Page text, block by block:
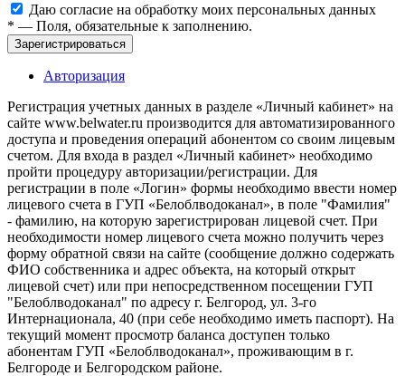
Даю согласие на обработку моих персональных данных
* — Поля, обязательные к заполнению.
Зарегистрироваться
Авторизация
Регистрация учетных данных в разделе «Личный кабинет» на
сайте www.belwater.ru производится для автоматизированного
доступа и проведения операций абонентом со своим лицевым
счетом. Для входа в раздел «Личный кабинет» необходимо
пройти процедуру авторизации/регистрации. Для
регистрации в поле «Логин» формы необходимо ввести номер
лицевого счета в ГУП «Белоблводоканал», в поле "Фамилия"
- фамилию, на которую зарегистрирован лицевой счет. При
необходимости номер лицевого счета можно получить через
форму обратной связи на сайте (сообщение должно содержать
ФИО собственника и адрес объекта, на который открыт
лицевой счет) или при непосредственном посещении ГУП
"Белоблводоканал" по адресу г. Белгород, ул. 3-го
Интернационала, 40 (при себе необходимо иметь паспорт). На
текущий момент просмотр баланса доступен только
абонентам ГУП «Белоблводоканал», проживающим в г.
Белгороде и Белгородском районе.